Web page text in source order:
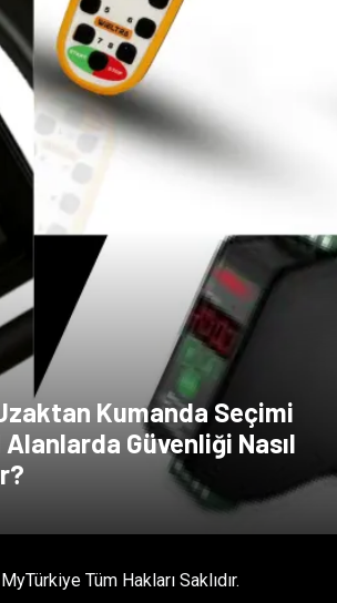
Kumanda Seçimi
Güvenliği Nasıl
Tüm Hakları Saklıdır.